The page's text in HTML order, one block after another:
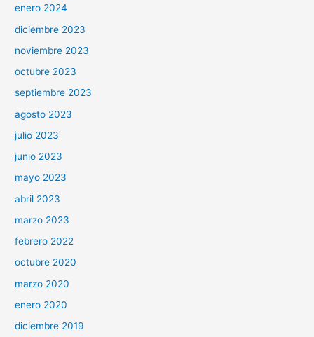
enero 2024
diciembre 2023
noviembre 2023
octubre 2023
septiembre 2023
agosto 2023
julio 2023
junio 2023
mayo 2023
abril 2023
marzo 2023
febrero 2022
octubre 2020
marzo 2020
enero 2020
diciembre 2019